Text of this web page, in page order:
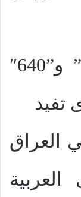
وذلك بين سنتي “631” و”640″
تفيد
العراق